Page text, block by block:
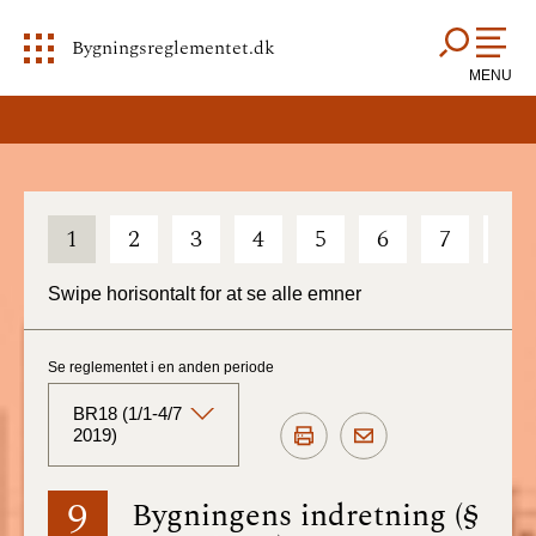
Bygningsreglementet.dk
MENU
1 2 3 4 5 6 7
Swipe horisontalt for at se alle emner
9 Bygningens indretning (§
Se reglementet i en anden periode
BR18 (1/1-4/7
2019)
BR18 (Aktuelt)